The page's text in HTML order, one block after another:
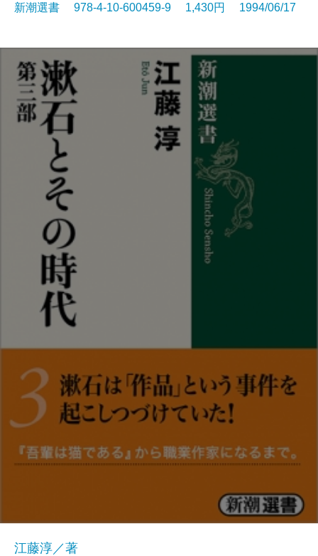
新潮選書 978-4-10-600459-9 1,430円 1994/06/17
江藤淳／著